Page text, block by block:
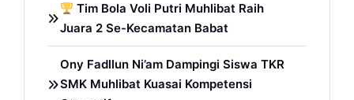
Tim Bola Voli Putri Muhlibat Raih
Juara 2 Se-Kecamatan Babat
Ony Fadllun Ni’am Dampingi Siswa TKR
SMK Muhlibat Kuasai Kompetensi